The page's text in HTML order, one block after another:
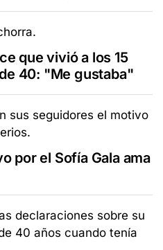
que vivió a los 15
40: "Me gustaba"
por el Sofía Gala ama